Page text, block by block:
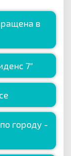
в
7"
городу -